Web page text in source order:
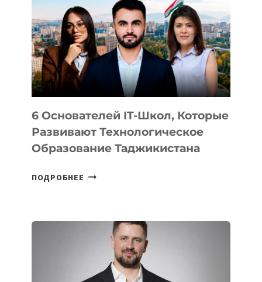
ВИДА
НОВОГО
УСТРОЙСТВА
ОТ
OPENAI
6 Основателей IT-Школ, Которые
Развивают Технологическое
Образование Таджикистана
ПОДРОБНЕЕ 6
КОТОРЫЕ
РАЗВИВАЮТ
ТЕХНОЛОГИЧЕСКОЕ
ОБРАЗОВАНИЕ